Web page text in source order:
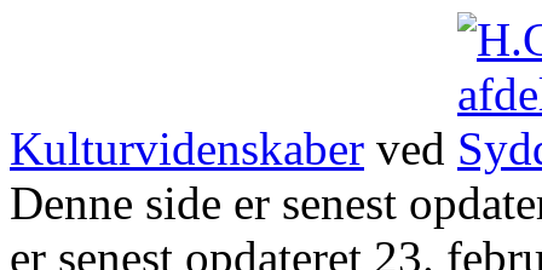
Kulturvidenskaber ved
Denne side er senest
er senest opdateret 23.